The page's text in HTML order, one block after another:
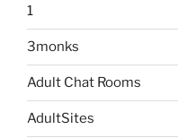
1
3monks
Adult Chat Rooms
AdultSites